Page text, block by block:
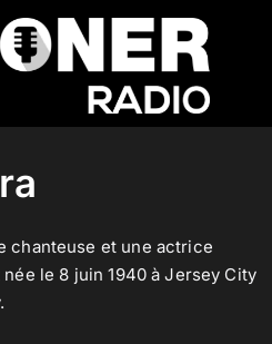
chanteuse et une actrice
le 8 juin 1940 à Jersey City